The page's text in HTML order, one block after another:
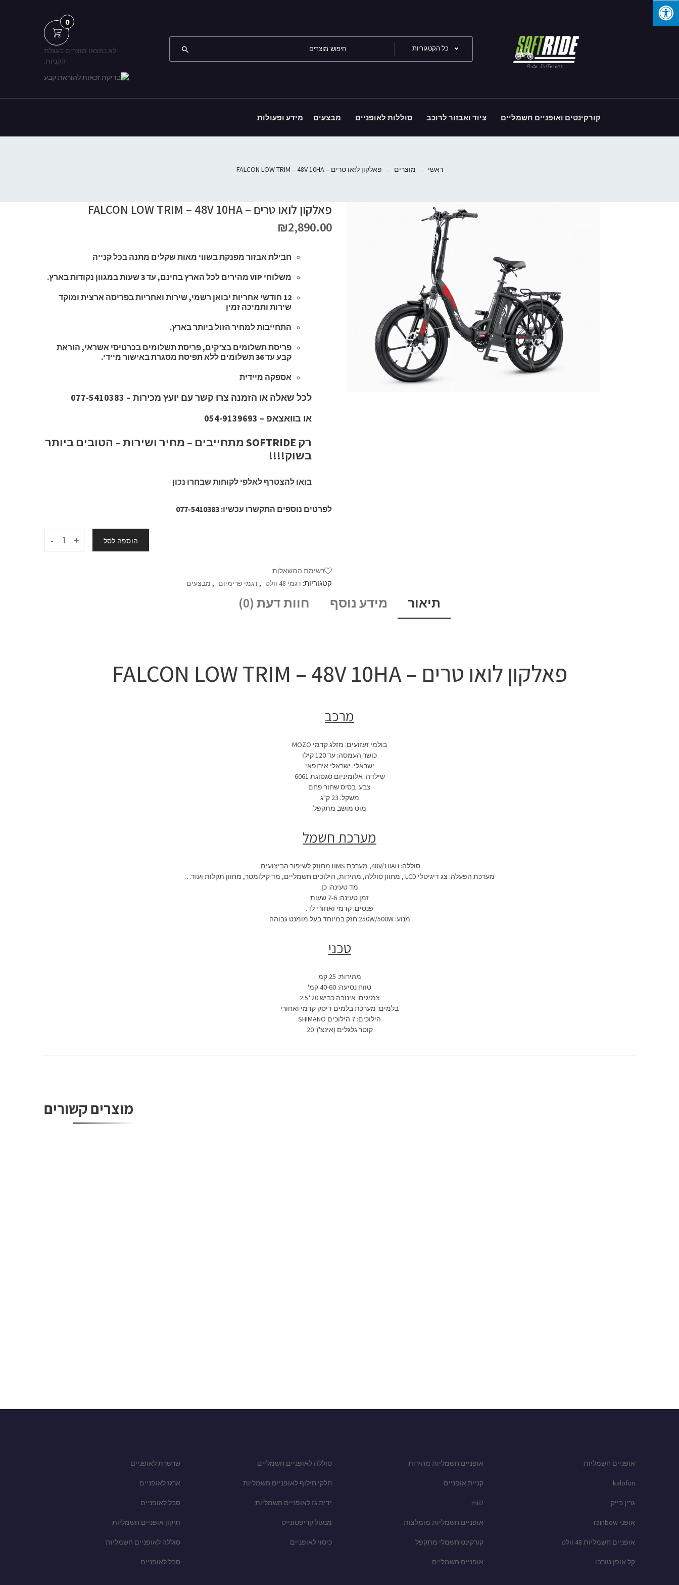
כל הקטגוריות
0
לא נמצאו מוצרים בעגלת
הקניות.
קורקינטים ואופניים חשמליים ציוד ואבזור לרוכב סוללות לאופניים מבצעים מידע ופעולות
ראשי - מוצרים - פאלקון לואו טרים – FALCON LOW TRIM – 48V 10HA
פאלקון לואו טרים – FALCON LOW TRIM – 48V 10HA
₪2,890.00
חבילת אבזור מפנקת בשווי מאות שקלים מתנה בכל קנייה
משלוחי VIP מהירים לכל הארץ בחינם, עד 3 שעות במגוון נקודות בארץ.
12 חודשי אחריות יבואן רשמי, שירות ואחריות בפריסה ארצית ומוקד
שירות ותמיכה זמין
התחייבות למחיר הזול ביותר בארץ.
פריסת תשלומים בצ’קים, פריסת תשלומים בכרטיסי אשראי, הוראת
קבע עד 36 תשלומים ללא תפיסת מסגרת באישור מיידי.
אספקה מיידית
לכל שאלה או הזמנה צרו קשר עם יועץ מכירות – 077-5410383
או בוואצאפ – 054-9139693
רק SOFTRIDE מתחייבים – מחיר ושירות – הטובים ביותר
בשוק!!!!
בואו להצטרף לאלפי לקוחות שבחרו נכון
לפרטים נוספים התקשרו עכשיו: 077-5410383
- הוספה לסל
רשימת המשאלות
קטגוריות: דגמי 48 וולט ,דגמי פרימיום , מבצעים
תיאור מידע נוסף חוות דעת (0)
פאלקון לואו טרים – FALCON LOW TRIM – 48V 10HA
מרכב
בולמי זעזועים: מזלג קדמי MOZO
כושר העמסה: עד 120 קילו
ישראלי: ישראלי אירופאי
שילדה: אלומיניום סגסוגת 6061
צבע: בסיס שחור פחם
משקל: 23 ק"ג
מוט מושב מתקפל
מערכת חשמל
סוללה: 48V/10AH, מערכת BMS מחוזק לשיפור הביצועים.
מערכת הפעלה: צג דיגיטלי LCD , מחוון סוללה, מהירות, הילוכים חשמליים, מד קילומטר, מחוון תקלות ועוד…
מד טעינה: כן
זמן טעינה: 7-6 שעות
פנסים: קדמי ואחורי לד.
מנוע: 250W/500W חזק במיוחד בעל מומנט גבוהה
טכני
מהירות: 25 קמ
טווח נסיעה: 40-60 קמ'
צמיגים: אינובה כביש 20*2.5
בלמים: מערכת בלמים דיסק קדמי ואחורי
הילוכים: 7 הילוכים SHIMANO
קוטר גלגלים (אינצ'): 20
מוצרים קשורים
אופניים חשמליות
kalofun
גרין בייק
אופני rainbow
אופניים חשמליות 48 וולט
קל אופן טורבו
אופניים חשמליות מהירות
קניית אופניים
mii2
אופניים חשמליות מומלצות
קורקינט חשמלי מתקפל
אופניים חשמליים
סוללה לאופניים חשמליים
חלקי חילוף לאופניים חשמליות
ידית גז לאופניים חשמליות
מנעול קריפטונייט
כיסוי לאופניים
שרשרת לאופניים
ארגז לאופניים
סבל לאופניים
תיקון אופניים חשמליות
סוללה לאופניים חשמליות
סבל לאופניים